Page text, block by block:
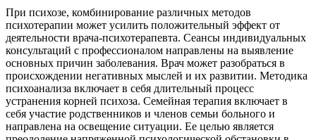
При психозе, комбинирование различных методов
психотерапии может усилить положительный эффект от
деятельности врача-психотерапевта. Сеансы индивидуальных
консультаций с профессионалом направлены на выявление
основных причин заболевания. Врач может разобраться в
происхождении негативных мыслей и их развитии. Методика
психоанализа включает в себя длительный процесс
устранения корней психоза. Семейная терапия включает в
себя участие родственников и членов семьи больного и
направлена на освещение ситуации. Ее целью является